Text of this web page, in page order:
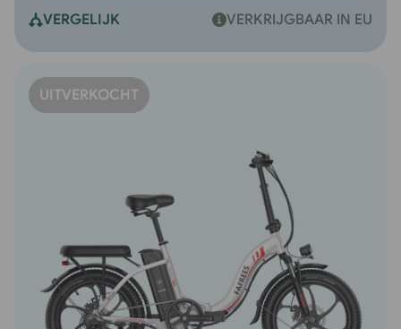
VERGELIJK VERKRIJGBAAR IN EU
UITVERKOCHT